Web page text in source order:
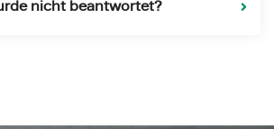
nicht beantwortet?